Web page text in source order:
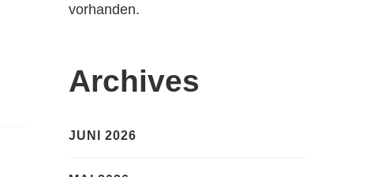
vorhanden.
Archives
JUNI 2026